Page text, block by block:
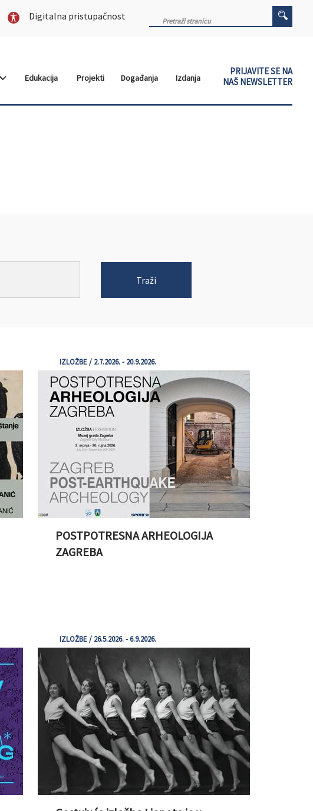
Digitalna pristupačnost
Edukacija Projekti Događanja Izdanja
PRIJAVITE SE NA
NAŠ NEWSLETTER
Traži
IZLOŽBE / 2.7.2026. - 20.9.2026.
POSTPOTRESNA ARHEOLOGIJA
ZAGREBA
IZLOŽBE / 26.5.2026. - 6.9.2026.